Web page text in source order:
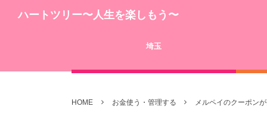
ハートツリー〜人生を楽しもう〜
埼玉
HOME お金使う・管理する メルペイのクーポン